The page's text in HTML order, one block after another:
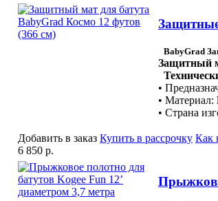
BabyGrad
Защитный
•
• Материал:
• Страна
Добавить в заказ Купить в рассрочку Как
6 850 р.